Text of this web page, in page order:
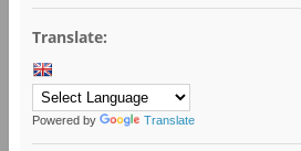
Translate:
Powered by Translate